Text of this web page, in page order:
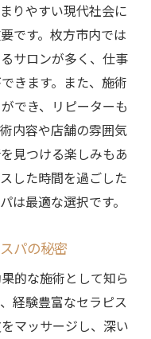
りやすい現代社会に
です。枚方市内では
サロンが多く、仕事
きます。また、施術
でき、リピーターも
内容や店舗の雰囲気
見つける楽しみもあ
した時間を過ごした
は最適な選択です。
パの秘密
的な施術として知ら
経験豊富なセラピス
マッサージし、深い